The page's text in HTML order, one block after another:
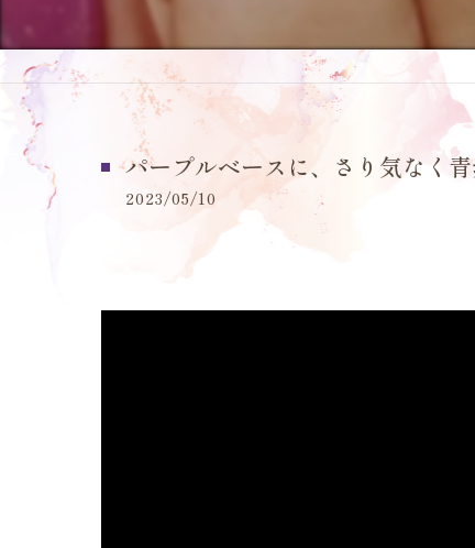
パープルベースに、さり気なく
2023/05/10